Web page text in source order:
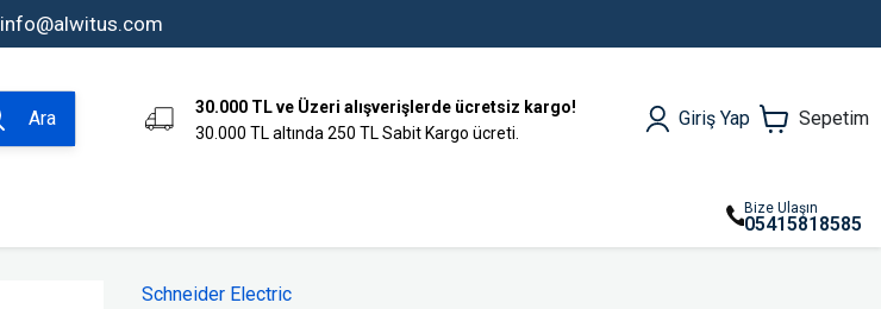
info@alwitus.com
Ara
30.000 TL ve Üzeri alışverişlerde ücretsiz kargo!
30.000 TL altında 250 TL Sabit Kargo ücreti.
Giriş Yap Sepetim
Bağlantı Tekniği Ürünleri
Bize Ulaşın
05415818585
Schneider Electric